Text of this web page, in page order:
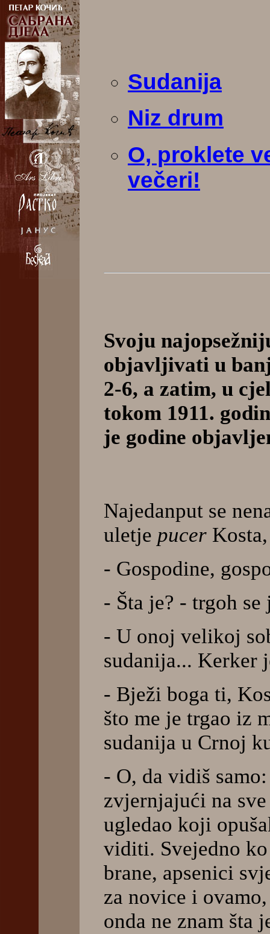
Sudanija
Niz drum
O, proklete
večeri!
Svoju
objavljivati u
2-6, a zatim, u
tokom 1911.
je godine
Najedanput se
uletje pucer
- Gospodine,
- Šta je? - trgoh
- U onoj velikoj
sudanija... Kerker
- Bježi boga ti,
što me je trgao iz
sudanija u Crnoj
- O, da vidiš
zvjernjajući na
ugledao koji
viditi. Svejedno
brane, apsenici
za novice i
onda ne znam šta